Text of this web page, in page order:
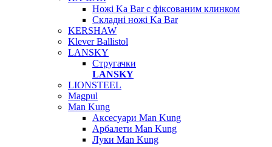
Ножі Ka Bar c фіксованим клинком
Складні ножі Ka Bar
KERSHAW
Klever Ballistol
LANSKY
Стругачки
LANSKY
LIONSTEEL
Magpul
Man Kung
Аксесуари Man Kung
Арбалети Man Kung
Луки Man Kung